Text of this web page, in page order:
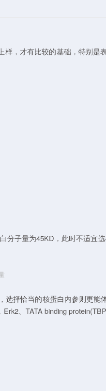
，才有比较的基础，特别是
子量为45KD，此时不适宜
择恰当的核蛋白内参则更
、TATA binding